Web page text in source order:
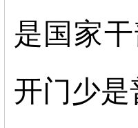
是国家
开门少是